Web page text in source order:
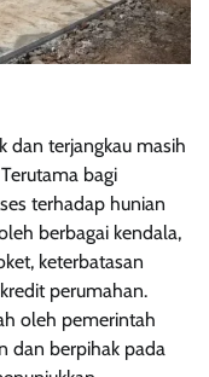
dan terjangkau masih
bagi
terhadap hunian
berbagai kendala,
keterbatasan
perumahan.
oleh pemerintah
dan berpihak pada